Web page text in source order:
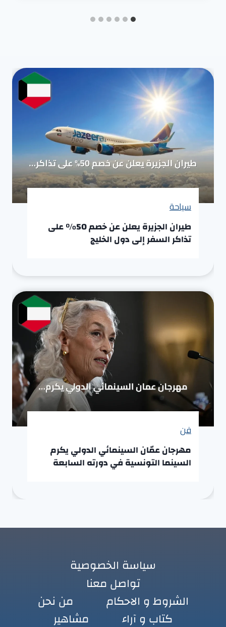
سياحة
طيران الجزيرة يعلن عن خصم 50% على
تذاكر السفر إلى دول الخليج
فن
مهرجان عمّان السينمائي الدولي يكرم
السينما التونسية في دورته السابعة
سياسة الخصوصية
تواصل معنا
الشروط و الاحكام
من نحن
كتاب و آراء
مشاهير